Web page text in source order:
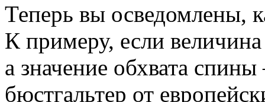
Теперь вы осведомлены,
К примеру, если
а значение обхвата
бюстгальтер от